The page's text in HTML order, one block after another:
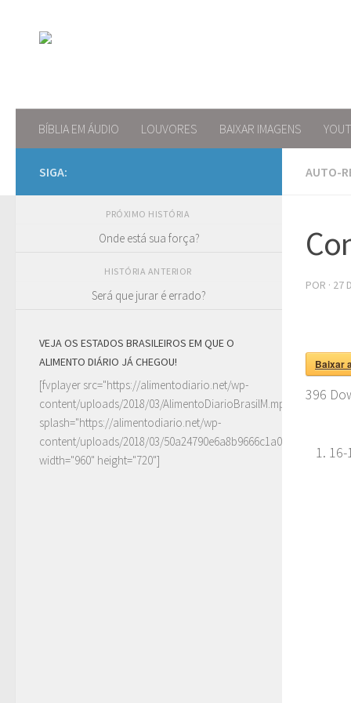
BÍBLIA EM ÁUDIO LOUVORES BAIXAR IMAGENS
AUTO-
POR · 27
Baixar
396
SIGA:
PRÓXIMO HISTÓRIA
Onde está sua força?
HISTÓRIA ANTERIOR
Será que jurar é errado?
VEJA OS ESTADOS BRASILEIROS EM QUE O
ALIMENTO DIÁRIO JÁ CHEGOU!
[fvplayer src="https://alimentodiario.net/wp-
content/uploads/2018/03/AlimentoDiarioBrasilM.mp4"
splash="https://alimentodiario.net/wp-
content/uploads/2018/03/
width="960" height="720"]